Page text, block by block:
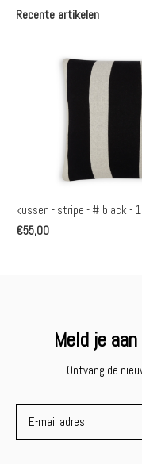
Recente artikelen
kussen - stripe - # black -
€55,00
Meld je
Ontvang de